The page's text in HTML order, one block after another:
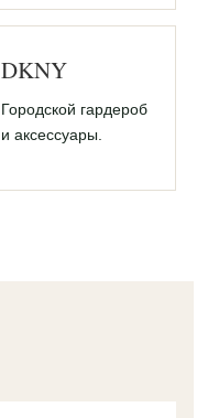
DKNY
Городской гардероб
и аксессуары.